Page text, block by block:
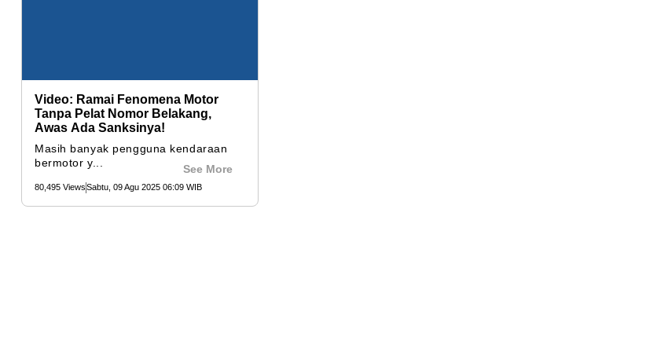
Video: Ramai Fenomena Motor
Tanpa Pelat Nomor Belakang,
Awas Ada Sanksinya!
Masih banyak pengguna kendaraan
bermotor y...
See More
80,495 ViewsSabtu, 09 Agu 2025 06:09 WIB